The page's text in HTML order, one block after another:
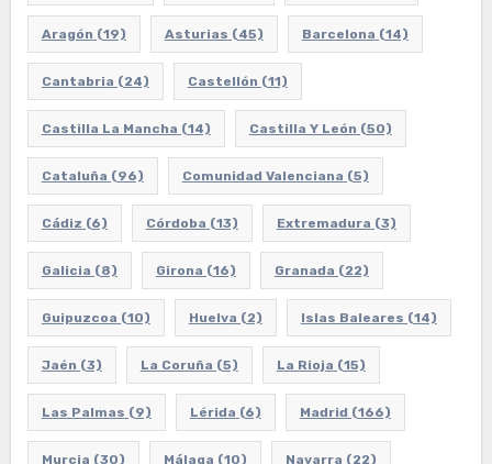
Aragón (19) Asturias (45) Barcelona (14)
Cantabria (24) Castellón (11)
Castilla La Mancha (14) Castilla Y León (50)
Cataluña (96) Comunidad Valenciana (5)
Cádiz (6) Córdoba (13) Extremadura (3)
Galicia (8) Girona (16) Granada (22)
Guipuzcoa (10) Huelva (2) Islas Baleares (14)
Jaén (3) La Coruña (5) La Rioja (15)
Las Palmas (9) Lérida (6) Madrid (166)
Murcia (30) Málaga (10) Navarra (22)